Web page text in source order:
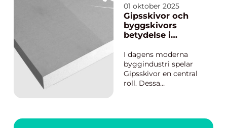
leder ofta till lång
torktid, trista noppor
och ett platt intryck
redan efter några...
01 oktober 2025
Gipsskivor och
byggskivors
betydelse i
byggindustri
I dagens moderna
byggindustri spelar
Gipsskivor en central
roll. Dessa
två lager av speciellt